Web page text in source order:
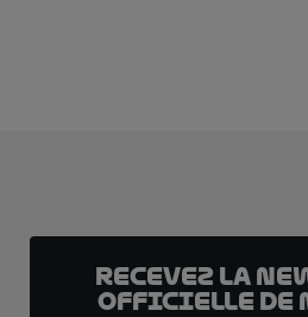
Recevez la
officielle de